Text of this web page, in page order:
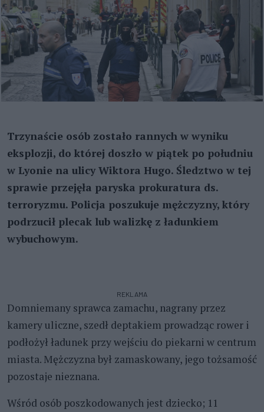
Trzynaście osób zostało rannych w wyniku
eksplozji, do której doszło w piątek po południu
w Lyonie na ulicy Wiktora Hugo. Śledztwo w tej
sprawie przejęła paryska prokuratura ds.
terroryzmu. Policja poszukuje mężczyzny, który
podrzucił plecak lub walizkę z ładunkiem
wybuchowym.
REKLAMA
Domniemany sprawca zamachu, nagrany przez
kamery uliczne, szedł deptakiem prowadząc rower i
podłożył ładunek przy wejściu do piekarni w centrum
miasta. Mężczyzna był zamaskowany, jego tożsamość
pozostaje nieznana.
Wśród osób poszkodowanych jest dziecko; 11